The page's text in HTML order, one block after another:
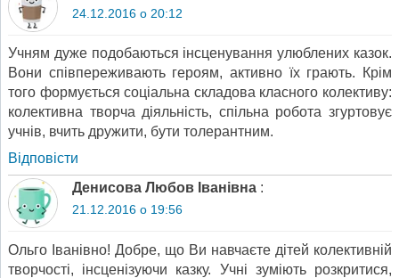
24.12.2016 о 20:12
Учням дуже подобаються інсценування улюблених казок.
Вони співпереживають героям, активно їх грають. Крім
того формується соціальна складова класного колективу:
колективна творча діяльність, спільна робота згуртовує
учнів, вчить дружити, бути толерантним.
Відповіcти
Денисова Любов Іванівна :
21.12.2016 о 19:56
Ольго Іванівно! Добре, що Ви навчаєте дітей колективній
творчості, інсценізуючи казку. Учні зуміють розкритися,